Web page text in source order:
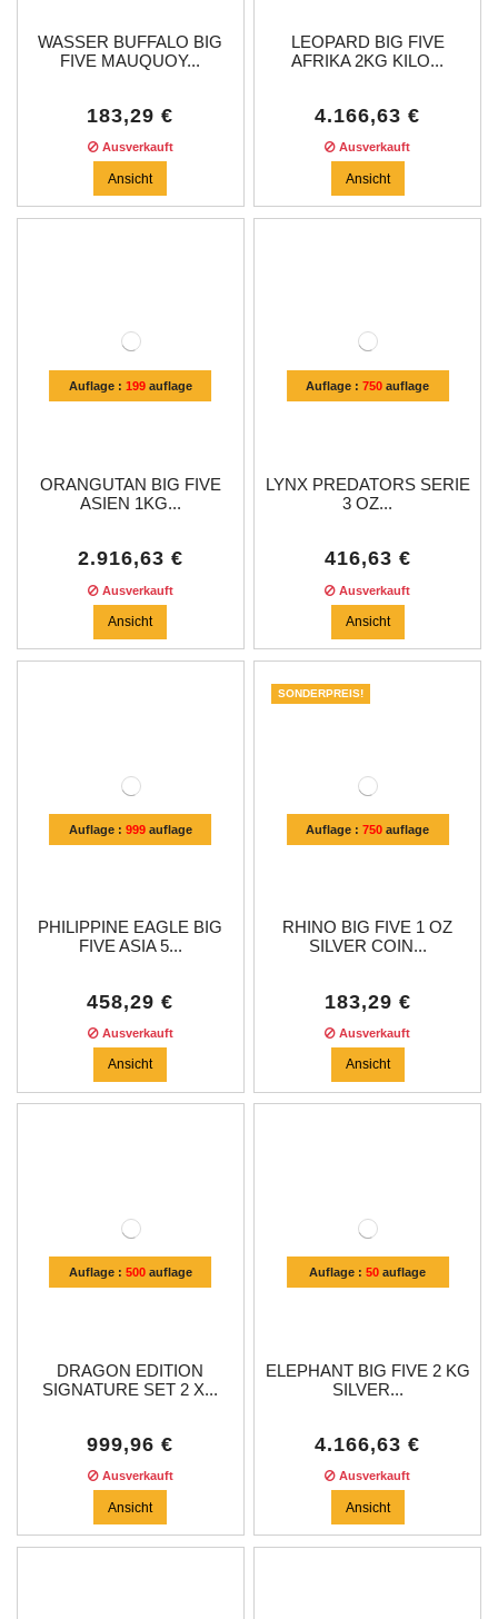
WASSER BUFFALO BIG
FIVE MAUQUOY...
183,29 €
Ausverkauft
Ansicht
LEOPARD BIG FIVE
AFRIKA 2KG KILO...
4.166,63 €
Ausverkauft
Ansicht
Auflage : 199auflage
ORANGUTAN BIG FIVE
ASIEN 1KG...
2.916,63 €
Ausverkauft
Ansicht
Auflage :750 auflage
LYNX PREDATORS SERIE
3 OZ...
416,63 €
Ausverkauft
Ansicht
Auflage : 999auflage
PHILIPPINE EAGLE BIG
FIVE ASIA 5...
458,29 €
Ausverkauft
Ansicht
Auflage :750 auflage
SONDERPREIS!
RHINO BIG FIVE 1 OZ
SILVER COIN...
183,29 €
Ausverkauft
Ansicht
Auflage : 500auflage
DRAGON EDITION
SIGNATURE SET 2 X...
999,96 €
Ausverkauft
Ansicht
Auflage :50 auflage
ELEPHANT BIG FIVE 2 KG
SILVER...
4.166,63 €
Ausverkauft
Ansicht